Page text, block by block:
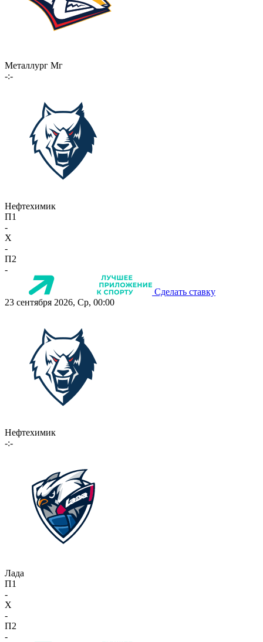
Металлург Мг
-:-
Нефтехимик
П1
-
X
-
П2
-
Сделать ставку
23 сентября 2026, Ср, 00:00
Нефтехимик
-:-
Лада
П1
-
X
-
П2
-